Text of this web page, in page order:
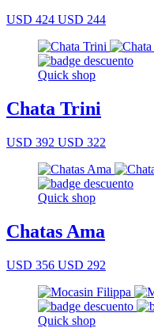
USD 424 USD 244
Quick shop
Chata Trini
USD 392 USD 322
Quick shop
Chatas Ama
USD 356 USD 292
Quick shop